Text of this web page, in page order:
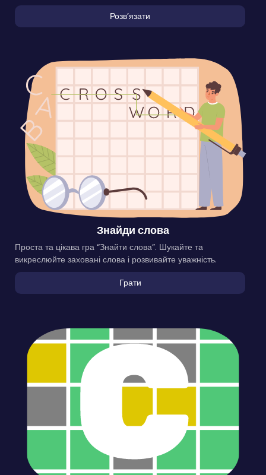
Розвʼязати
Знайди слова
Проста та цікава гра “Знайти слова”. Шукайте та
викреслюйте заховані слова і розвивайте уважність.
Грати